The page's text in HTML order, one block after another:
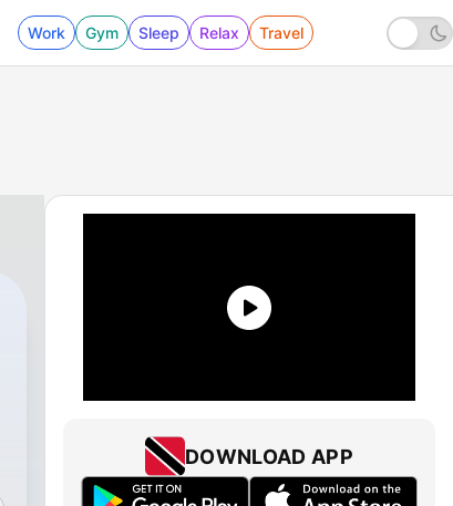
Work Gym Sleep Relax Travel
DOWNLOAD APP